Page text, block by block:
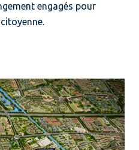
engagés pour